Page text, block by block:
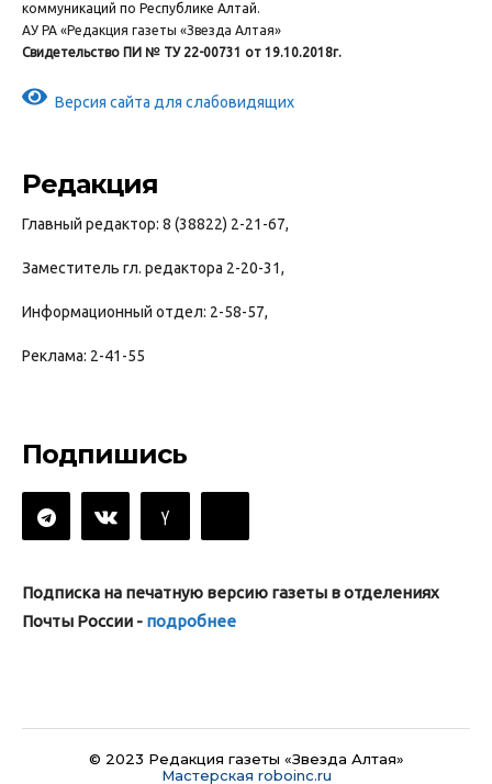
коммуникаций по Республике Алтай.
АУ РА «Редакция газеты «Звезда Алтая»
Свидетельство ПИ № ТУ 22-00731 от 19.10.2018г.
Версия сайта для слабовидящих
Редакция
Главный редактор: 8 (38822) 2-21-67,
Заместитель гл. редактора 2-20-31,
Информационный отдел: 2-58-57,
Реклама: 2-41-55
Подпишись
Подписка на печатную версию газеты в отделениях
Почты России - подробнее
© 2023 Редакция газеты «Звезда Алтая»
Мастерская roboinc.ru